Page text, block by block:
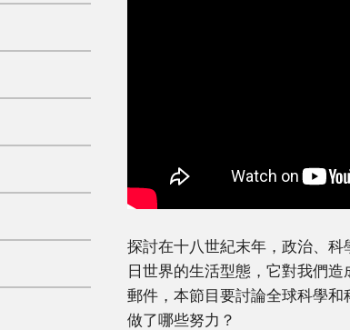
探討在十八世紀末年，政治、
日世界的生活型態，它對我們
郵件，本節目要討論全球科學
做了哪些努力？